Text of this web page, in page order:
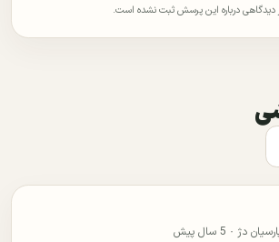
دیدگاهی درباره این پرسش ثبت نشده است.
دژ · 5 سال پیش